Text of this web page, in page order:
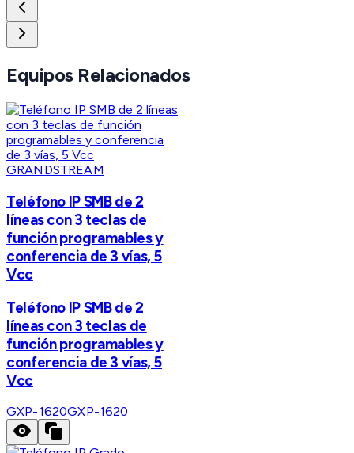
Equipos Relacionados
GRANDSTREAM
Teléfono IP SMB de 2
líneas con 3 teclas de
función programables y
conferencia de 3 vías, 5
Vcc
Teléfono IP SMB de 2
líneas con 3 teclas de
función programables y
conferencia de 3 vías, 5
Vcc
GXP-1620GXP-1620